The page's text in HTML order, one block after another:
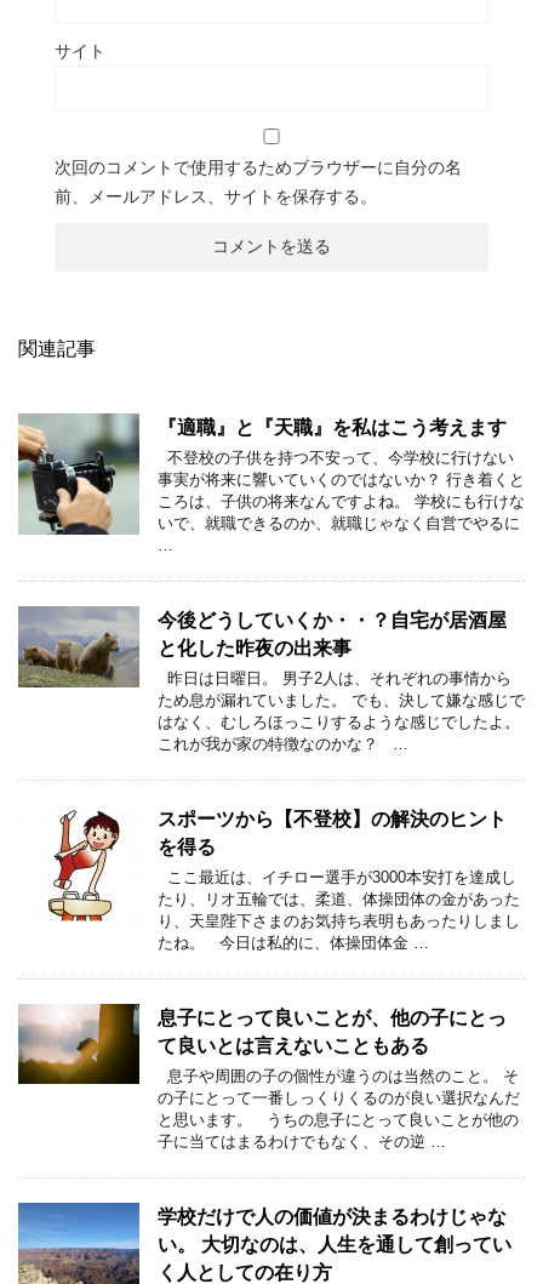
サイト
次回のコメントで使用するためブラウザーに自分の名
前、メールアドレス、サイトを保存する。
関連記事
『適職』と『天職』を私はこう考えます
不登校の子供を持つ不安って、今学校に行けない
事実が将来に響いていくのではないか？ 行き着くと
ころは、子供の将来なんですよね。 学校にも行けな
いで、就職できるのか、就職じゃなく自営でやるに
…
今後どうしていくか・・？自宅が居酒屋
と化した昨夜の出来事
昨日は日曜日。 男子2人は、それぞれの事情から
ため息が漏れていました。 でも、決して嫌な感じで
はなく、むしろほっこりするような感じでしたよ。
これが我が家の特徴なのかな？ …
スポーツから【不登校】の解決のヒント
を得る
ここ最近は、イチロー選手が3000本安打を達成し
たり、リオ五輪では、柔道、体操団体の金があった
り、天皇陛下さまのお気持ち表明もあったりしまし
たね。 今日は私的に、体操団体金 …
息子にとって良いことが、他の子にとっ
て良いとは言えないこともある
息子や周囲の子の個性が違うのは当然のこと。 そ
の子にとって一番しっくりくるのが良い選択なんだ
と思います。 うちの息子にとって良いことが他の
子に当てはまるわけでもなく、その逆 …
学校だけで人の価値が決まるわけじゃな
い。 大切なのは、人生を通して創ってい
く人としての在り方